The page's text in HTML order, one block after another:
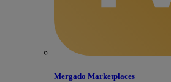
Mergado Marketplaces